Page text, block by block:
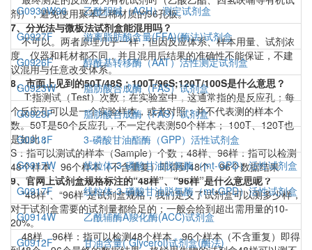
剂），避免使用聚苯乙稀材质的96孔板。
7、分光法与微板法试剂盒能混用吗？
不可以。两者原理几乎一样，但因反应体系、样本用量、试剂浓
度、仪器和耗材都不同，并且混用后结果的准确性不能保证，不建
议混用与任意改变体系。
8、市面上见到的50T/48S；100T/96S;120T/100S是什么意思？
T:指测试（Test）次数；在实验室中，这通常指的是反应孔；每
个反应孔可以是一个实验样本，或者对照；并不代表测的样本个
数。50T是50个反应孔，不一定代表测50个样本； 100T、120T也
是如此；
S：指可以测试的样本（Sample）个数；48样、96样：指可以检测
48个样本、96个样本（不含重复）即得到48个、96个数据结果
9、官网上试剂盒规格标注的“48样”、“96样”是什么意思呢？
“48样”、“96样”是试剂盒规格，我们定义了试剂盒可以测多少样，
对于试剂盒需要的试剂量都给足的；一般会给到超出需用量的10-
20%。
48样、96样：指可以检测48个样本、96个样本（不含重复）即得
G0930W96
乙酰胆碱（ACH）测定试剂盒
G0927F
游离脂肪酸含量(FFA)(酶法)试剂盒
G0926F
醇酰基转移酶（AAT）活性测定试剂盒
G0923W
脂肪酸合成酶（FAS）试剂盒
G0923F
脂肪酸合成酶（FAS）试剂盒
G0918F
3-磷酸甘油酯酶（GPP）活性试剂盒
G0917W
线粒体-3-磷酸甘油脱氢酶（mt-GPD）活性试剂盒
G0917F
线粒体-3-磷酸甘油脱氢酶（mt-GPD）活性试剂盒
G0914W
乙酰辅酶A羧化酶(ACC)试剂盒
G0912F
甘油含量( Glycerol)试剂盒(酶法)